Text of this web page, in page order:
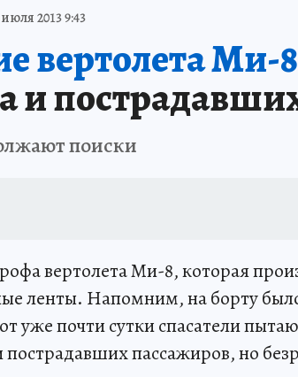
АФИША
2013 9:43
вертолета Ми-
и
поиски
вертолета Ми-8, которая
ленты. Напомним, на борту
уже почти сутки спасатели
пострадавших пассажиров, но